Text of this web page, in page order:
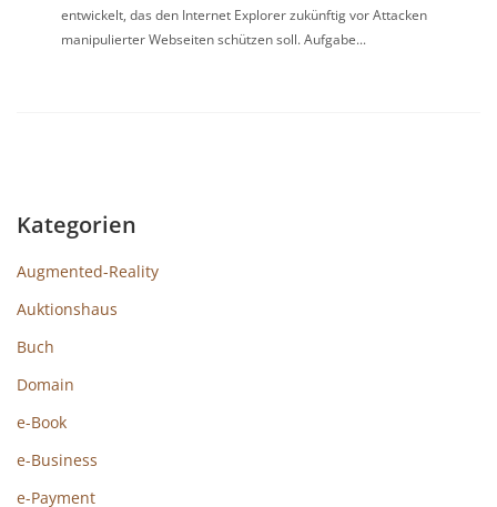
entwickelt, das den Internet Explorer zukünftig vor Attacken
manipulierter Webseiten schützen soll. Aufgabe...
Kategorien
Augmented-Reality
Auktionshaus
Buch
Domain
e-Book
e-Business
e-Payment